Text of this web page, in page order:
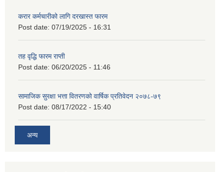
करार कर्मचारीको लागि दरखास्त फारम
Post date: 07/19/2025 - 16:31
तह वृद्धि फारम राप्ती
Post date: 06/20/2025 - 11:46
सामाजिक सुरक्षा भत्ता वितरणको वार्षिक प्रतिवेदन २०७८-७९
Post date: 08/17/2022 - 15:40
अन्य